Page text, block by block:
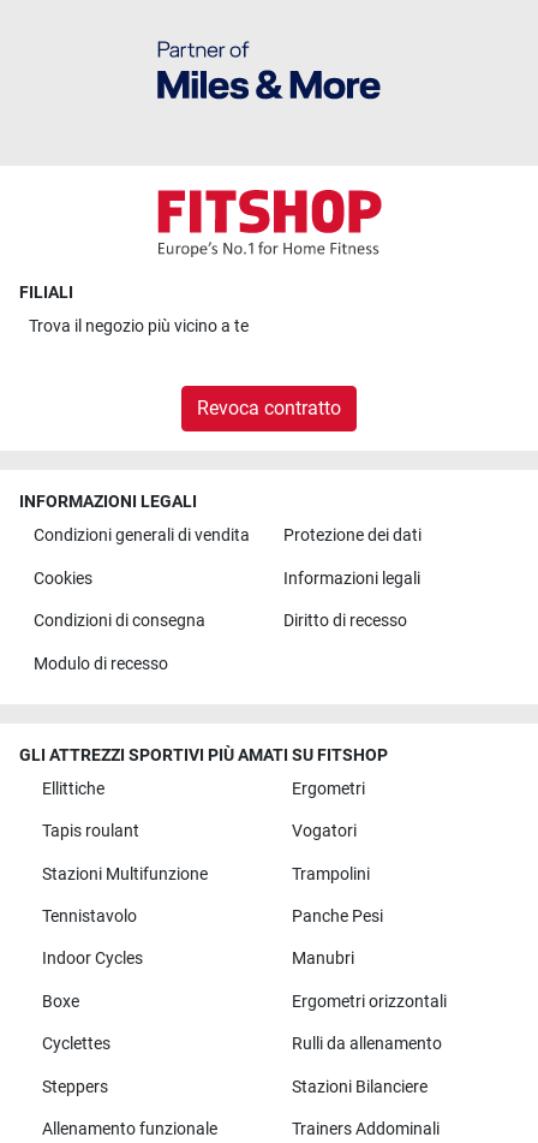
FILIALI
Trova il negozio più vicino a te
Revoca contratto
INFORMAZIONI LEGALI
Condizioni generali di vendita
Protezione dei dati
Cookies Informazioni legali
Condizioni di consegna Diritto di recesso
Modulo di recesso
GLI ATTREZZI SPORTIVI PIÙ AMATI SU FITSHOP
Ellittiche
Ergometri
Tapis roulant Vogatori
Stazioni Multifunzione Trampolini
Tennistavolo Panche Pesi
Indoor Cycles Manubri
Boxe Ergometri orizzontali
Cyclettes Rulli da allenamento
Steppers Stazioni Bilanciere
Allenamento funzionale Trainers Addominali